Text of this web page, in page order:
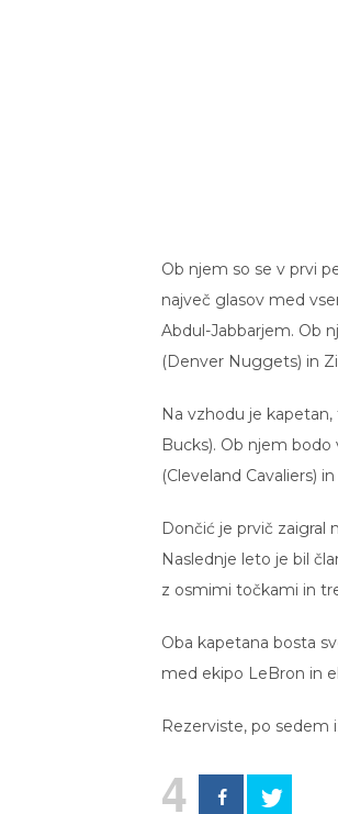
Ob njem so se v prvi
največ glasov med
Abdul-Jabbarjem. Ob
(Denver Nuggets) in
Na vzhodu je
Bucks). Ob njem
(Cleveland Cavaliers)
Dončić je prvič
Naslednje leto je bil
z osmimi točkami in
Oba kapetana bosta
med ekipo LeBron in
Rezerviste, po sedem
4